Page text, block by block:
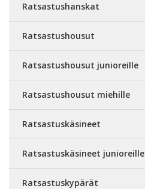
Ratsastushanskat
Ratsastushousut
Ratsastushousut junioreille
Ratsastushousut miehille
Ratsastuskäsineet
Ratsastuskäsineet junioreille
Ratsastuskypärät